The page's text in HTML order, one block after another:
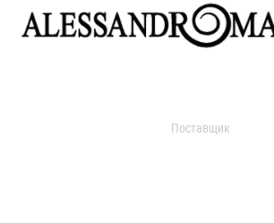
Поставщик